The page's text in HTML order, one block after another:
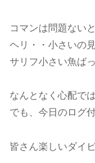
コマンは問題ない
ヘリ・・小さいの
サリフ小さい魚ば
なんとなく心配では
でも、今日のログ
皆さん楽しいダイ